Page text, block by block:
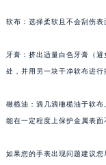
软布：选择柔软且不会刮伤表
牙膏：挤出适量白色牙膏（
处，并用另一块干净软布进行
橄榄油：滴几滴橄榄油于软
能在一定程度上保护金属表面
如果您的手表出现问题建议